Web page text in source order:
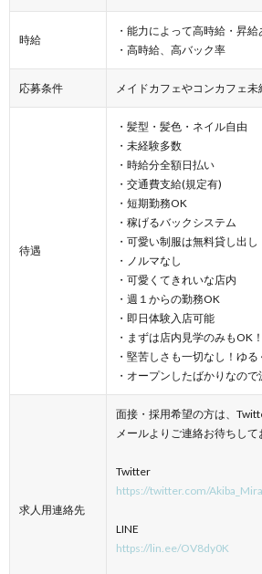
時給
・能力によって高時給・昇給
・高時給、高バック率
応募条件 メイドカフェやコンカフェ未
待遇
・髪型・髪色・ネイル自由
・未経験多数
・時給分全額日払い
・交通費支給(規定有)
・短期勤務OK
・稼げるバックシステム
・可愛い制服は無料貸し出し
・ノルマなし
・可愛くてきれいな店内
・週１からの勤務OK
・即日体験入店可能
・まずは店内見学のみもOK！
・堅苦しさも一切なし！ゆる
・オープンしたばかりなの
求人用連絡先
面接・採用希望の方は、
メールよりご連絡お待ちして
Twitter
https://twitter.com/
LINE
https://lin.ee/OV8dy0K